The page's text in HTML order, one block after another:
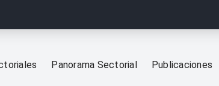
Panorama Sectorial Publicaciones